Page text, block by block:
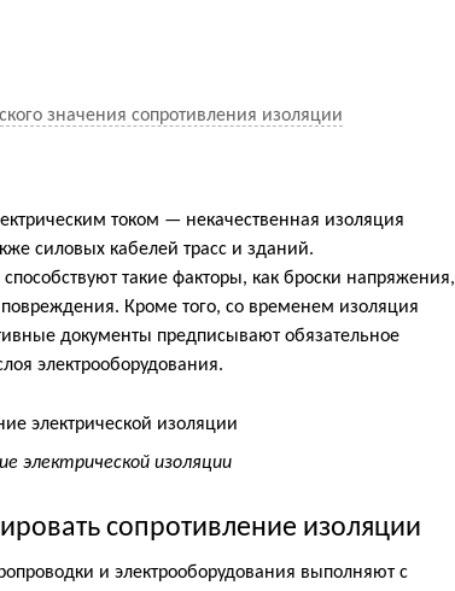
значения сопротивления изоляции
током — некачественная изоляция
силовых кабелей трасс и зданий.
такие факторы, как броски напряжения,
Кроме того, со временем изоляция
документы предписывают обязательное
электрооборудования.
электрической изоляции
сопротивление изоляции
и электрооборудования выполняют с